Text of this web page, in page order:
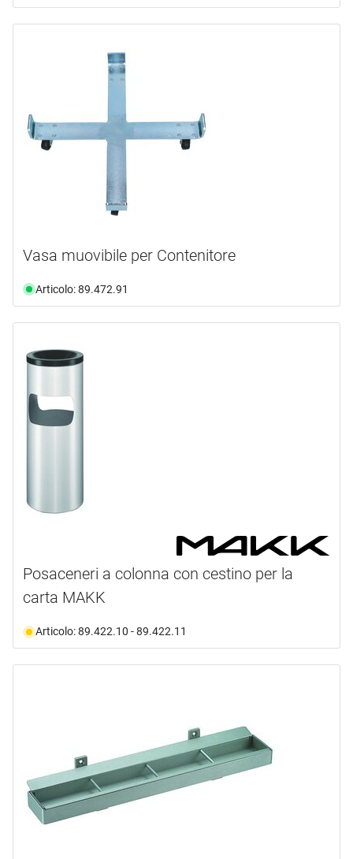
Vasa muovibile per Contenitore
Articolo: 89.472.91
Posaceneri a colonna con cestino per la
carta MAKK
Articolo: 89.422.10 - 89.422.11